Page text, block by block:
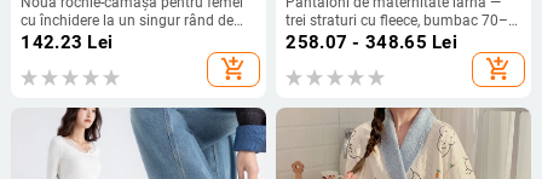
cu închidere la un singur rând de
nasturi și rever larg în stil european
și american, modă de primăvară și
toamnă
142.23 Lei
add_shopping_cart
trei straturi cu fleece, bumbac 70–
80%, Island Velvet, foarte groși,
258.07 - 348.65 Lei
add_shopping_cart